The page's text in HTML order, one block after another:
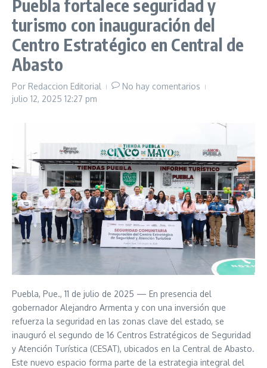
Puebla fortalece seguridad y
turismo con inauguración del
Centro Estratégico en Central de
Abasto
Por Redaccion Editorial
No hay comentarios
julio 12, 2025 12:27 pm
Puebla, Pue., 11 de julio de 2025 — En presencia del
gobernador Alejandro Armenta y con una inversión que
refuerza la seguridad en las zonas clave del estado, se
inauguró el segundo de 16 Centros Estratégicos de Seguridad
y Atención Turística (CESAT), ubicados en la Central de Abasto.
Este nuevo espacio forma parte de la estrategia integral del